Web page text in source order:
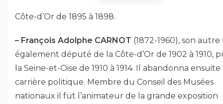
Côte-d’Or de 1895 à 1898.
– François Adolphe CARNOT (1872-1960), son autre
également député de la Côte-d’Or de 1902 à 1910,
la Seine-et-Oise de 1910 à 1914. Il abandonna ensuite
carrière politique. Membre du Conseil des Musées
nationaux il fut l’animateur de la grande exposition